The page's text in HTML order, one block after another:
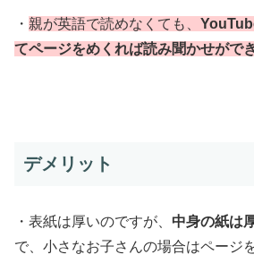
・ 親が英語で読めなくても、
てページをめくれば読み聞かせができ
デメリット
・表紙は厚いのですが、 中身の紙は
で、小さなお子さんの場合はページ